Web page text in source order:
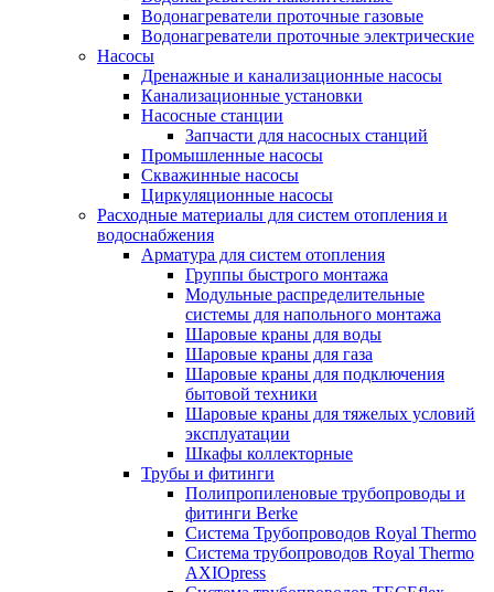
Водонагреватели проточные газовые
Водонагреватели проточные электрические
Насосы
Дренажные и канализационные насосы
Канализационные установки
Насосные станции
Запчасти для насосных станций
Промышленные насосы
Скважинные насосы
Циркуляционные насосы
Расходные материалы для систем отопления и
водоснабжения
Арматура для систем отопления
Группы быстрого монтажа
Модульные распределительные
системы для напольного монтажа
Шаровые краны для воды
Шаровые краны для газа
Шаровые краны для подключения
бытовой техники
Шаровые краны для тяжелых условий
эксплуатации
Шкафы коллекторные
Трубы и фитинги
Полипропиленовые трубопроводы и
фитинги Berke
Система Трубопроводов Royal Thermo
Система трубопроводов Royal Thermo
AXIOpress